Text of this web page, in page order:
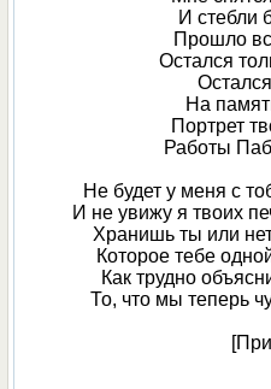
И стебли
Прошло
Остался
На
Портрет
Работы
Не будет у меня с
И не увижу я твоих
Хранишь ты или
Которое тебе
Как трудно
То, что мы теперь